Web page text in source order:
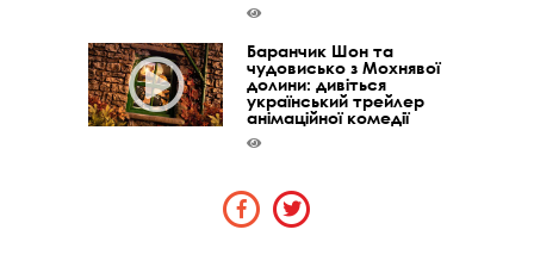
Баранчик Шон та
чудовисько з Мохнявої
долини: дивіться
український трейлер
анімаційної комедії